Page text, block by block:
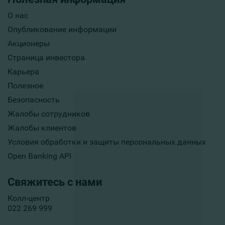
О нас
Опубликование информации
Акционеры
Страница инвестора
Карьера
Полезное
Безопасность
Жалобы сотрудников
Жалобы клиентов
Условия обработки и защиты персональных данных
Open Banking API
Свяжитесь с нами
Колл-центр
022 269 999